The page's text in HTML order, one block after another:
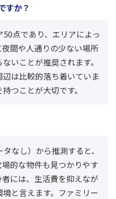
すか？
点であり、エリアによっ
間や人通りの少ない場所
いことが推奨されます。
は比較的落ち着いていま
つことが大切です。
なし）から推測すると、
的な物件も見つかりやす
には、生活費を抑えなが
と言えます。ファミリー